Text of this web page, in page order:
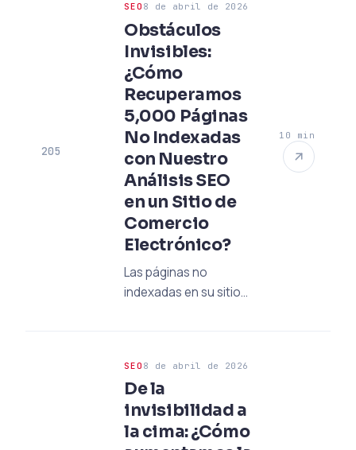
marcas están
perdiendo tráfico
orgánico. Descubra
por qué es
imprescindible un
experto en SEO para
atraer consumidores a
su sitio en esta nueva
era y las posibles
soluciones.
205
SEO 8 de abril de 2026
Obstáculos
Invisibles:
¿Cómo
Recuperamos
5,000 Páginas
No Indexadas
con Nuestro
Análisis SEO
en un Sitio de
Comercio
Electrónico?
Las páginas no
indexadas en su sitio
ingresos. Descubra
cómo hicimos visibles
5,000 páginas en
Google y aumente su
10 min
SEO 8 de abril de 2026
De la
invisibilidad a
la cima: ¿Cómo